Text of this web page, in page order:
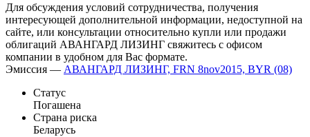
Для обсуждения условий сотрудничества, получения
интересующей дополнительной информации, недоступной на
сайте, или консультации относительно купли или продажи
облигаций АВАНГАРД ЛИЗИНГ свяжитесь с офисом
компании в удобном для Вас формате.
Эмиссия — АВАНГАРД ЛИЗИНГ, FRN 8nov2015, BYR (08)
Статус
Погашена
Страна риска
Беларусь